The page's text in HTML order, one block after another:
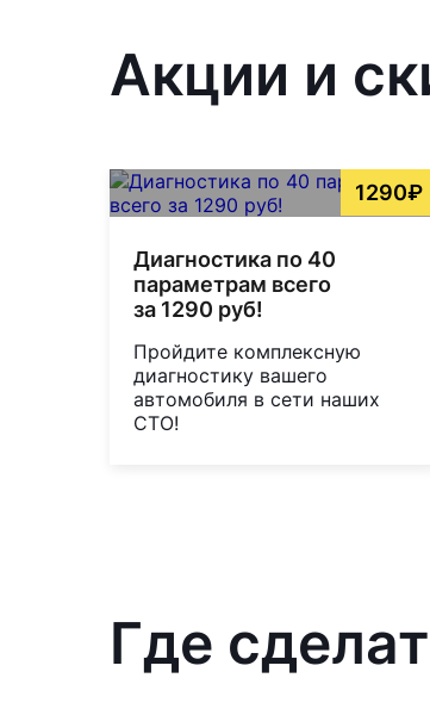
Акции и
1290₽
Диагностика по 40
параметрам всего
за 1290 руб!
Пройдите комплексную
диагностику вашего
автомобиля в сети наших
СТО!
Где